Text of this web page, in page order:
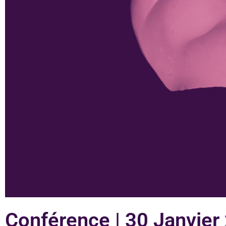
Conférence | 30 Janvier